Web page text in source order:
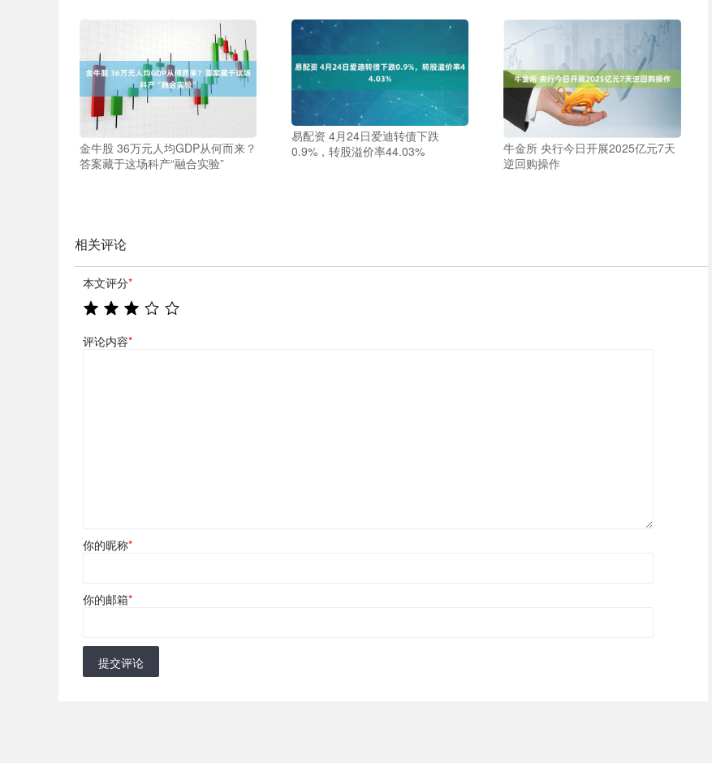
金牛股 36万元人均GDP从何而来？
答案藏于这场科产“融合实验”
易配资 4月24日爱迪转债下跌
0.9%，转股溢价率44.03%
牛金所 央行今日开展2025亿元7天
逆回购操作
相关评论
本文评分*
评论内容*
你的昵称*
你的邮箱*
提交评论